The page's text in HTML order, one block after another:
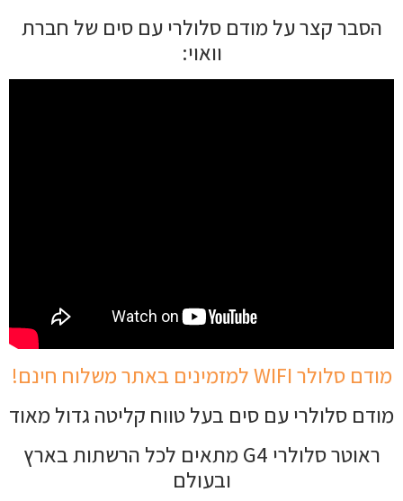
הסבר קצר על מודם סלולרי עם סים של חברת
וואוי:
מודם סלולר WIFI למזמינים באתר משלוח חינם!
מודם סלולרי עם סים בעל טווח קליטה גדול מאוד
ראוטר סלולרי G4 מתאים לכל הרשתות בארץ
ובעולם